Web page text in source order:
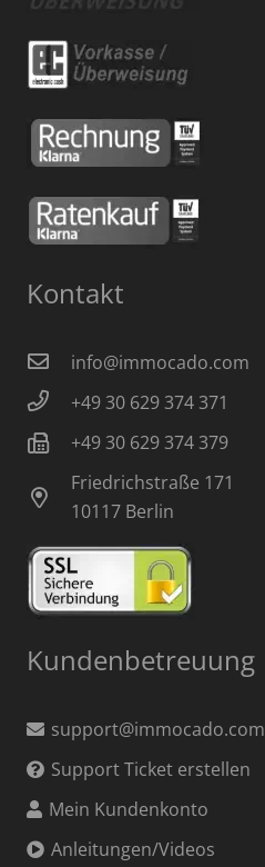
Kontakt
info@immocado.com
+49 30 629 374 371
+49 30 629 374 379
Friedrichstraße 171
10117 Berlin
Kundenbetreuung
support@immocado.com
Support Ticket erstellen
Mein Kundenkonto
Anleitungen/Videos